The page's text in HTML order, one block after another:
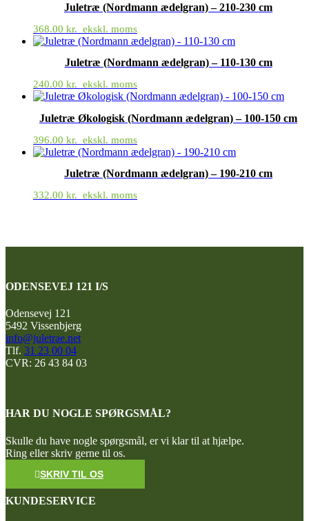
Juletræ (Nordmann ædelgran) – 210-230 cm
368.00 kr. ekskl. moms
Juletræ (Nordmann ædelgran) – 110-130 cm
240.00 kr. ekskl. moms
Juletræ Økologisk (Nordmann ædelgran) – 100-150 cm
396.00 kr. ekskl. moms
Juletræ (Nordmann ædelgran) – 190-210 cm
332.00 kr. ekskl. moms
ODENSEVEJ 121 I/S
Odensevej 121
5492 Vissenbjerg
info@juletrae.net
Tlf. 31 23 00 04
CVR: 26 43 84 03
HAR DU NOGLE SPØRGSMÅL?
Skulle du have nogle spørgsmål, er vi klar til at hjælpe.
Ring eller skriv gerne til os.
SKRIV TIL OS
KUNDESERVICE